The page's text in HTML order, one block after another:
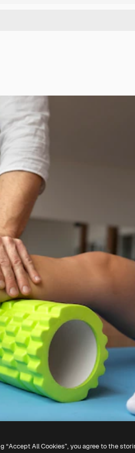
“Accept All Cookies”, you agree to the